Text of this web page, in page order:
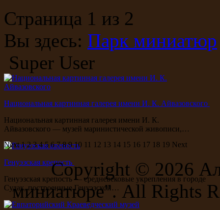
Страница 1 из 2
Вы здесь: Парк миниатюр
Super User
Национальная картинная галерея имени И. К. Айвазовского
Национальная картинная галерея имени И. К.
Айвазовского — музей маринистической живописи,…
Генуэзская крепость
Генуэзская крепость — средневековые укрепления в городе
Судак, построенные Генуэзской…
Next12345678910 11 12 13 14 15 16 17 18 19 Next
Copyright © 2026
миниатюре". All Rights